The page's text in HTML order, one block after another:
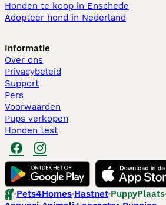
Honden te koop in Enschede
Adopteer hond in Nederland
Informatie
Over ons
Privacybeleid
Support
Pers
Voorwaarden
Pups verkopen
Honden test
Pets4Homes Hastnet PuppyPlaats